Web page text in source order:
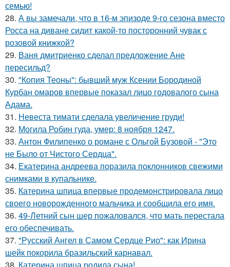
семью!
28. А вы замечали, что в 16-м эпизоде 9-го сезона вместо
Росса на диване сидит какой-то посторонний чувак с
розовой книжкой?
29. Ваня дмитриенко сделал предложение Ане
пересильд?
30. "Копия Теоны": бывший муж Ксении Бородиной
Курбан омаров впервые показал лицо годовалого сына
Адама.
31. Невеста тимати сделала увеличение груди!
32. Могила Робин гуда, умер: 8 ноября 1247.
33. Антон Филипенко о романе с Ольгой Бузовой - "Это
не Было от Чистого Сердца".
34. Екатерина андреева поразила поклонников свежими
снимками в купальнике.
35. Катерина шпица впервые продемонстрировала лицо
своего новорожденного мальчика и сообщила его имя.
36. 49-Летний сын шер пожаловался, что мать перестала
его обеспечивать.
37. "Русский Ангел в Самом Сердце Рио": как Ирина
шейк покорила бразильский карнавал.